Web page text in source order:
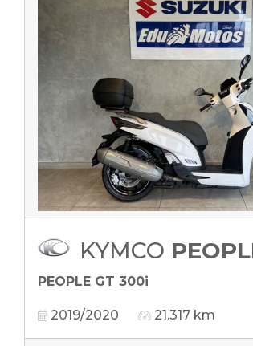
KYMCO
PEOPLE GT 300i
2019/2020 21.317 km